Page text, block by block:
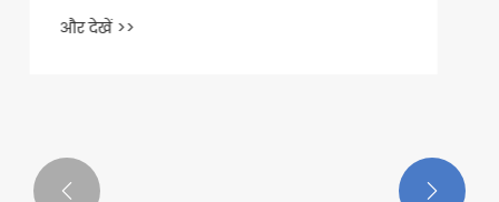
 